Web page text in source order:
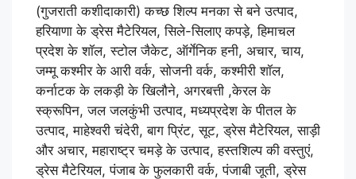
(गुजराती कशीदाकारी) कच्छ शिल्प मनका से बने उत्पाद,
हरियाणा के ड्रेस मैटेरियल, सिले-सिलाए कपड़े, हिमाचल
प्रदेश के शॉल, स्टोल जैकेट, ऑर्गेनिक हनी, अचार, चाय,
जम्मू कश्मीर के आरी वर्क, सोजनी वर्क, कश्मीरी शॉल,
कर्नाटक के लकड़ी के खिलौने, अगरबत्ती ,केरल के
स्क्रूपिन, जल जलकुंभी उत्पाद, मध्यप्रदेश के पीतल के
उत्पाद, माहेश्वरी चंदेरी, बाग प्रिंट, सूट, ड्रेस मैटेरियल, साड़ी
और अचार, महाराष्ट्र चमड़े के उत्पाद, हस्तशिल्प की वस्तुएं,
ड्रेस मैटेरियल, पंजाब के फुलकारी वर्क, पंजाबी जूती, ड्रेस